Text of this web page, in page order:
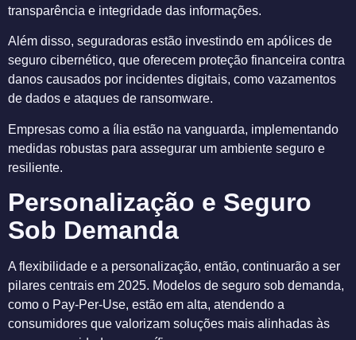
transparência e integridade das informações.
Além disso, seguradoras estão investindo em apólices de
seguro cibernético, que oferecem proteção financeira contra
danos causados por incidentes digitais, como vazamentos
de dados e ataques de ransomware.
Empresas como a ília estão na vanguarda, implementando
medidas robustas para assegurar um ambiente seguro e
resiliente.
Personalização e Seguro
Sob Demanda
A flexibilidade e a personalização, então, continuarão a ser
pilares centrais em 2025. Modelos de seguro sob demanda,
como o Pay-Per-Use, estão em alta, atendendo a
consumidores que valorizam soluções mais alinhadas às